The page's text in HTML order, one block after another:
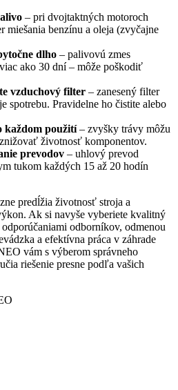
– pri dvojtaktných motoroch
miešania benzínu a oleja (zvyčajne
dlho – palivovú zmes
ako 30 dní – môže poškodiť
vzduchový filter – zanesený filter
spotrebu. Pravidelne ho čistite alebo
každom použití– zvyšky trávy môžu
životnosť komponentov.
prevodov – uhlový prevod
tukom každých 15 až 20 hodín
predĺžia životnosť stroja a
Ak si navyše vyberiete kvalitný
odborníkov, odmenou
a efektívna práca v záhrade
vám s výberom správneho
riešenie presne podľa vašich